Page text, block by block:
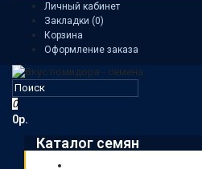
Личный кабинет
Закладки (0)
Корзина
Оформление заказа
0
0р.
Каталог семян